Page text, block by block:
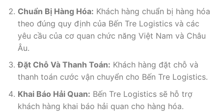
Chuẩn Bị Hàng Hóa: Khách hàng chuẩn bị hàng hóa
theo đúng quy định của Bến Tre Logistics và các
yêu cầu của cơ quan chức năng Việt Nam và Châu
Âu.
Đặt Chỗ Và Thanh Toán: Khách hàng đặt chỗ và
thanh toán cước vận chuyển cho Bến Tre Logistics.
Khai Báo Hải Quan: Bến Tre Logistics sẽ hỗ trợ
khách hàng khai báo hải quan cho hàng hóa.